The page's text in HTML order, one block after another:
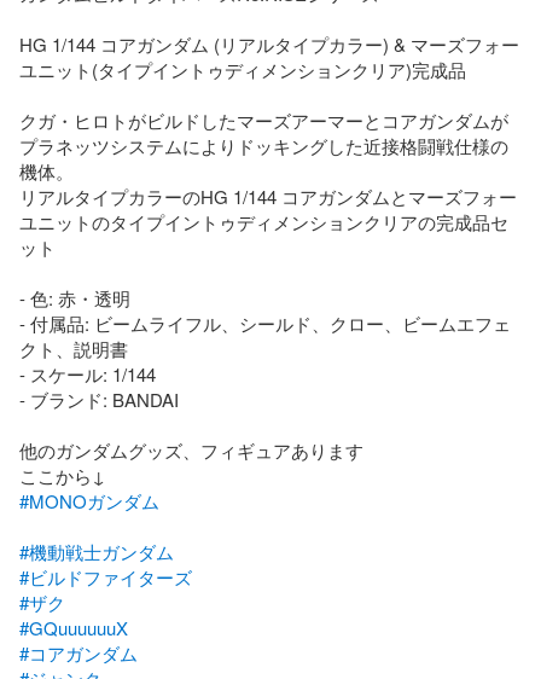
HG 1/144 コアガンダム (リアルタイプカラー) & マーズフォー
ユニット(タイプイントゥディメンションクリア)完成品
クガ・ヒロトがビルドしたマーズアーマーとコアガンダムが
プラネッツシステムによりドッキングした近接格闘戦仕様の
機体。
リアルタイプカラーのHG 1/144 コアガンダムとマーズフォー
ユニットのタイプイントゥディメンションクリアの完成品セ
ット
- 色: 赤・透明
- 付属品: ビームライフル、シールド、クロー、ビームエフェ
クト、説明書
- スケール: 1/144
- ブランド: BANDAI
他のガンダムグッズ、フィギュアあります
#MONOガンダム
#機動戦士ガンダム
#ビルドファイターズ
#ザク
#GQuuuuuuX
#コアガンダム